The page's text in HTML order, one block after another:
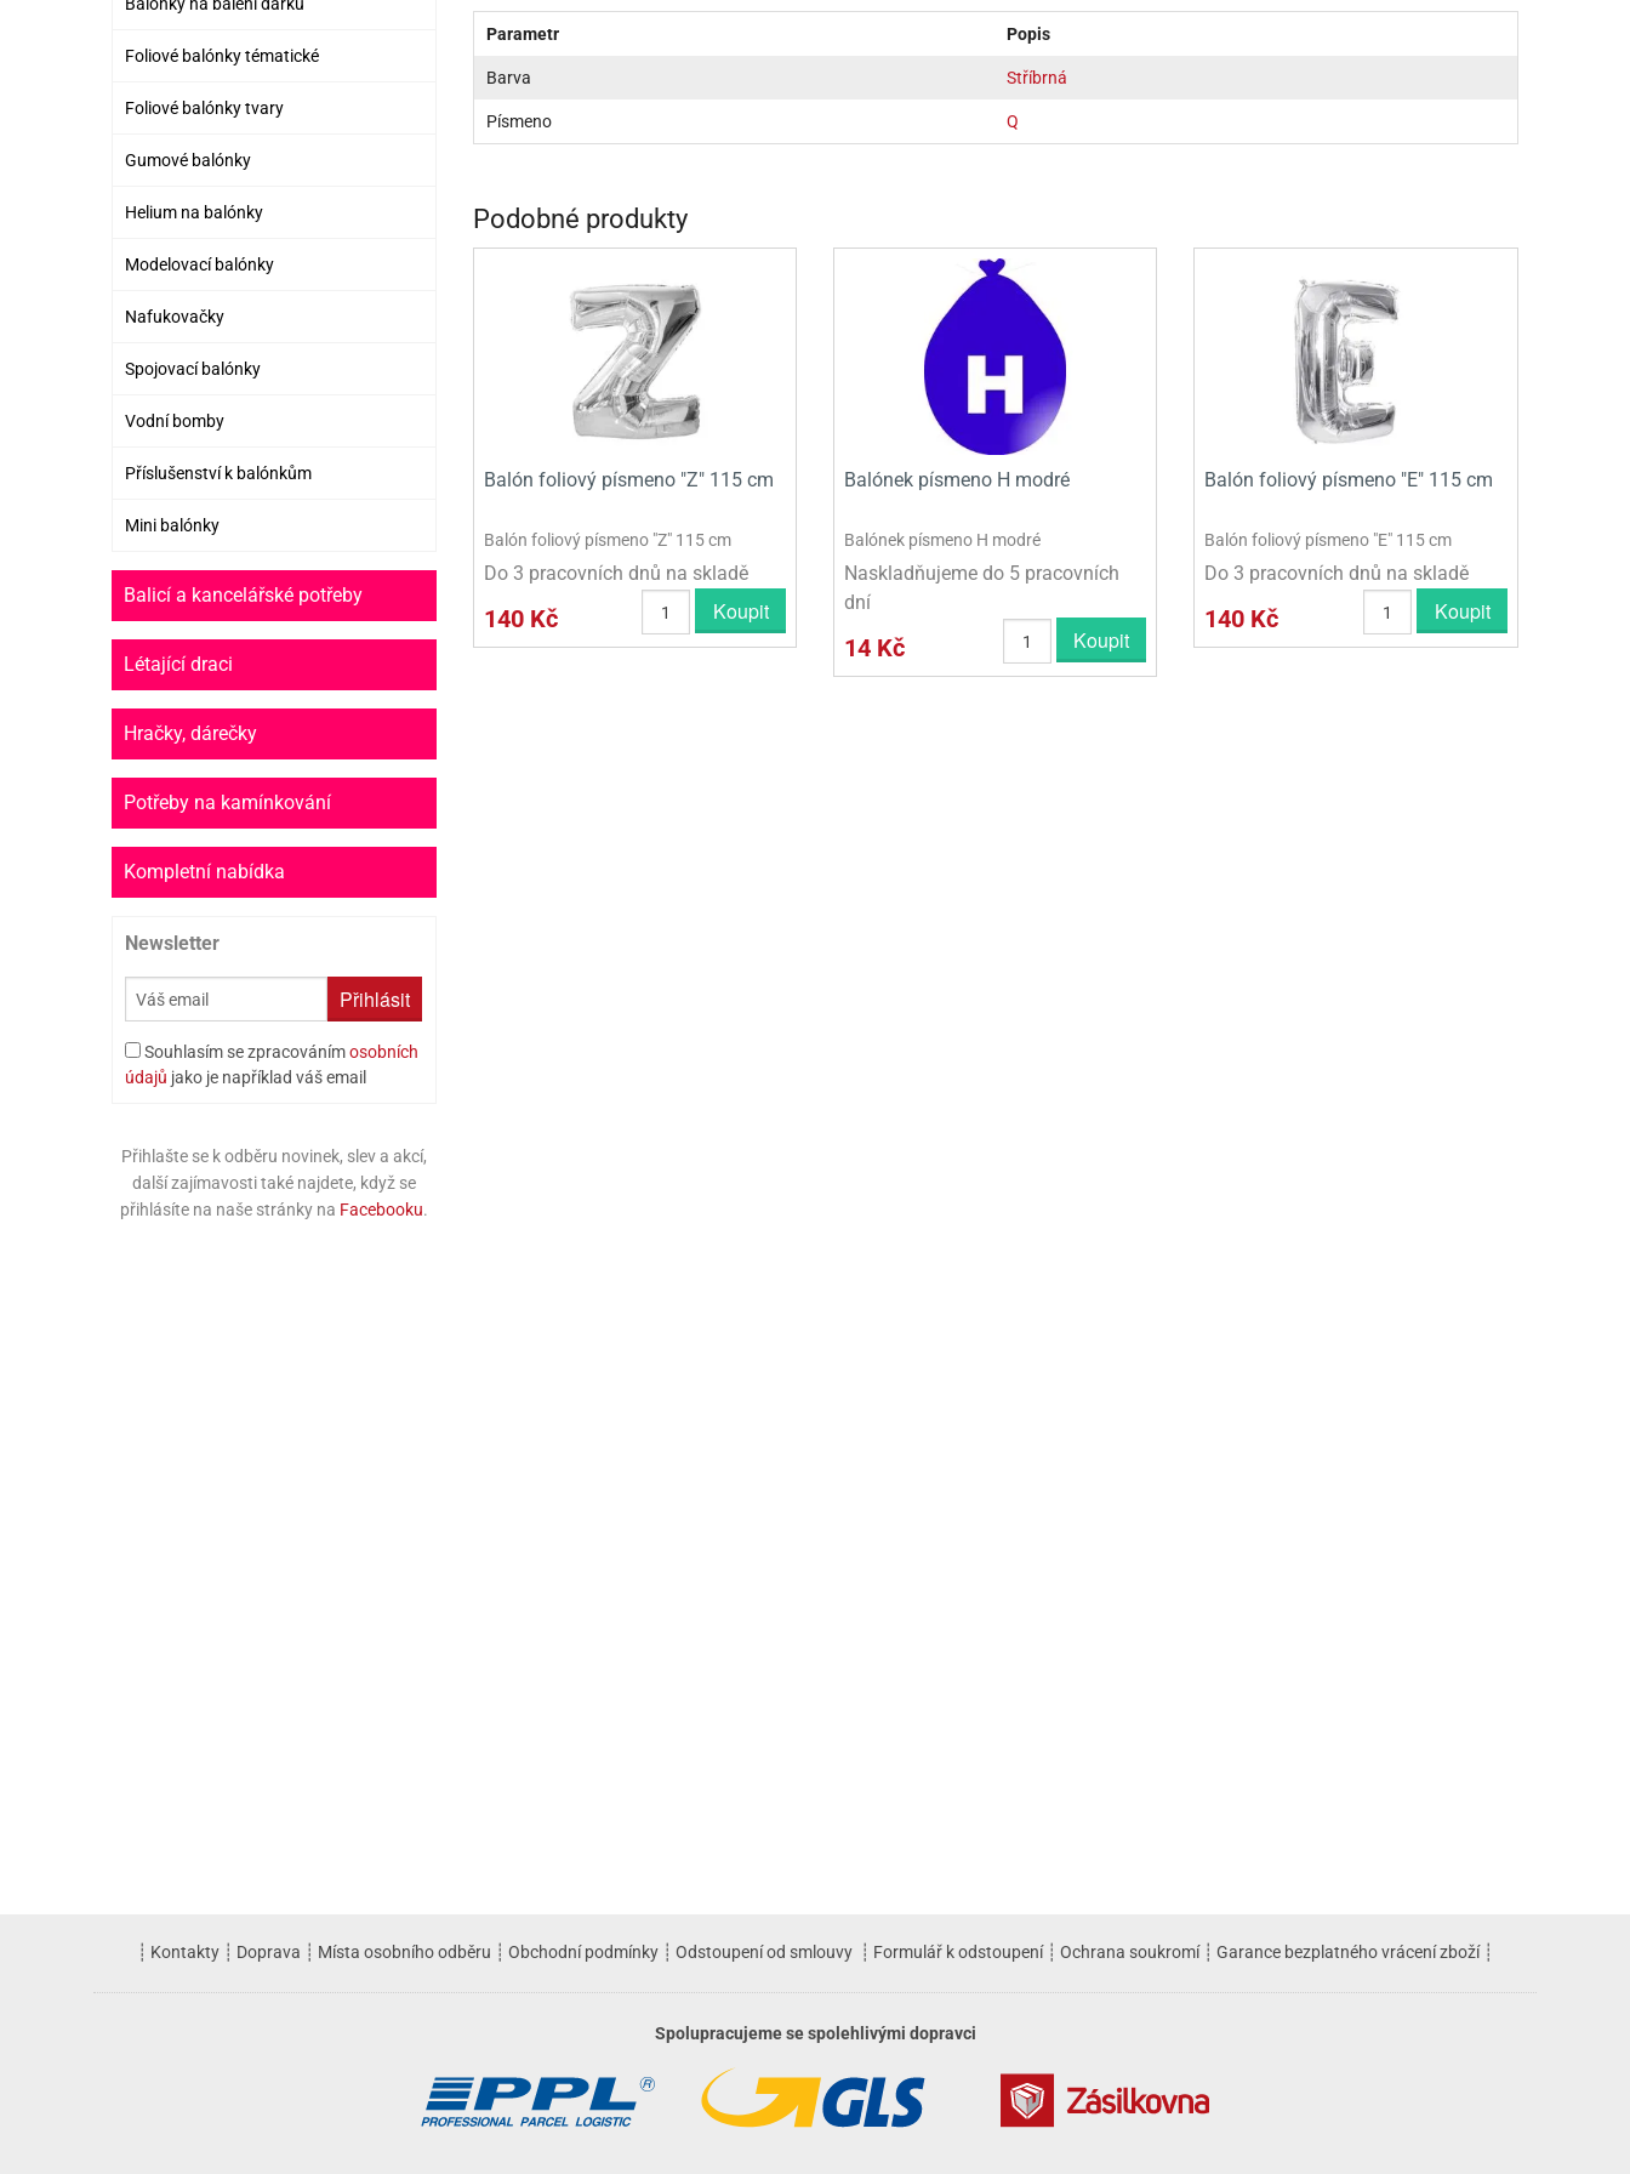
PRINCEZNY
SCOOBY DOO
SPIDERMAN
STAR WARS
TROLLS - TROLOVÉ
Foliové balónky tématické
Foliové balónky tvary
Gumové balónky
Helium na balónky
Modelovací balónky
Nafukovačky
Spojovací balónky
Vodní bomby
Příslušenství k balónkům
Mini balónky
Balicí a kancelářské potřeby
Létající draci
Hračky, dárečky
Potřeby na kamínkování
Kompletní nabídka
Newsletter
Přihlásit
Souhlasím se zpracovánímosobních
údajů jako je například váš email
Přihlašte se k odběru novinek, slev a akcí,
další zajímavosti také najdete, když se
přihlásíte na naše stránky na Facebooku.
Parametr Popis
Barva Stříbrná
Písmeno Q
Podobné produkty
Balón foliový písmeno "Z" 115 cm
Balón foliový písmeno "Z" 115 cm
Do 3 pracovních dnů na skladě
140 Kč Koupit
Balónek písmeno H modré
Balónek písmeno H modré
Naskladňujeme do 5 pracovních
dní
14 Kč Koupit
Balón foliový písmeno "E" 115 cm
Balón foliový písmeno "E" 115 cm
Do 3 pracovních dnů na skladě
140 Kč Koupit
┊ Kontakty ┊ Doprava ┊ Místa osobního odběru ┊ Obchodní podmínky ┊ Odstoupení od smlouvy ┊ Formulář k odstoupení┊ Ochrana soukromí┊ Garance bezplatného vrácení zboží┊
Spolupracujeme se spolehlivými dopravci